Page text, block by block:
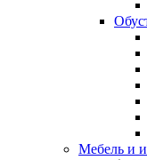
Мебель и